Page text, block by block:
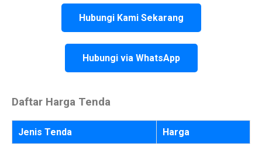
Hubungi Kami Sekarang
Hubungi via WhatsApp
Daftar Harga Tenda
Jenis Tenda Harga